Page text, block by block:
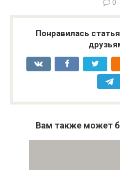
0
Понравилась
Вам также может